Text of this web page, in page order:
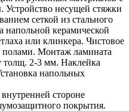
Устройство несущей стяжки
сеткой из стального
напольной керамической
или клинкера. Чистовое
Монтаж ламината
толщ. 2-3 мм. Наклейка
напольных
стороне
покрытия.